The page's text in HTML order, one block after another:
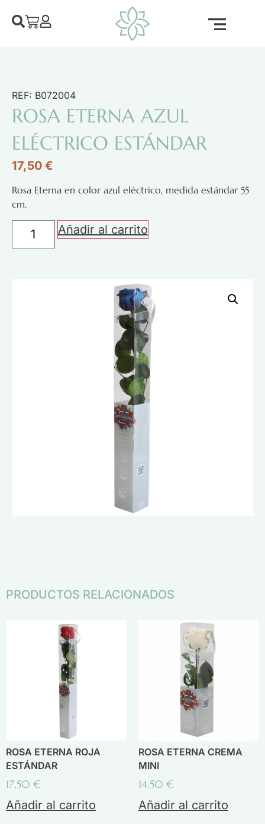
REF: B072004
ROSA ETERNA AZUL
ELÉCTRICO ESTÁNDAR
17,50 €
Rosa Eterna en color azul eléctrico, medida estándar 55
cm.
Añadir al carrito
PRODUCTOS RELACIONADOS
ROSA ETERNA ROJA
ESTÁNDAR
17,50 €
Añadir al carrito
ROSA ETERNA CREMA
MINI
14,50 €
Añadir al carrito